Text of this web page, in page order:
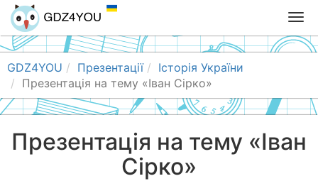
T
o
g
e
n
v
GDZ4YOU Презентації
Історія України
Презентація на тему «Іван Сірко»
Презентація на тему «Іван
Сірко»